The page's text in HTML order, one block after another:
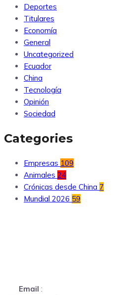
Deportes
Titulares
Economía
General
Uncategorized
Ecuador
China
Tecnología
Opinión
Sociedad
Categories
Empresas 109
Animales 24
Crónicas desde China 7
Mundial 2026 59
Email :